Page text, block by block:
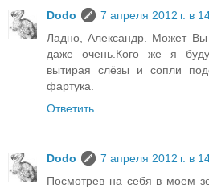
Dodo
7 апреля 2012 г. в
Ладно, Александр. Может
даже очень.Кого же я буду
вытирая слёзы и сопли
фартука.
Ответить
Dodo
7 апреля 2012 г. в
Посмотрев на себя в моем